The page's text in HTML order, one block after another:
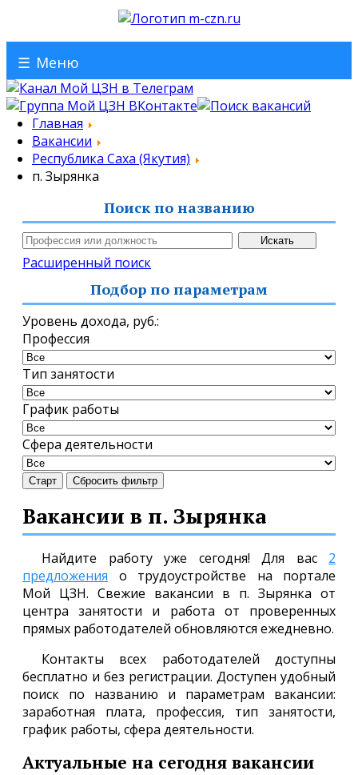
☰ Меню
Главная
Вакансии
Республика Саха (Якутия)
п. Зырянка
Поиск по названию
Расширенный поиск
Подбор по параметрам
Уровень дохода, руб.:
Профессия
Тип занятости
График работы
Сфера деятельности
Старт Сбросить фильтр
Вакансии в п. Зырянка
Найдите работу уже сегодня! Для вас 2
предложения о трудоустройстве на портале
Мой ЦЗН. Свежие вакансии в п. Зырянка от
центра занятости и работа от проверенных
прямых работодателей обновляются ежедневно.
Контакты всех работодателей доступны
бесплатно и без регистрации. Доступен удобный
поиск по названию и параметрам вакансии:
заработная плата, профессия, тип занятости,
график работы, сфера деятельности.
Актуальные на сегодня вакансии